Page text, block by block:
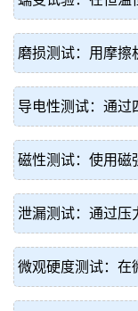
磨损测试：用摩擦
导电性测试：通过
磁性测试：使用磁
泄漏测试：通过压
微观硬度测试：在